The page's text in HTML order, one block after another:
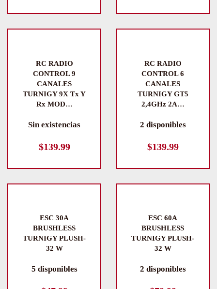
RC RADIO
CONTROL 9
CANALES
TURNIGY 9X Tx Y
Rx MOD…
Sin existencias
$139.99
RC RADIO
CONTROL 6
CANALES
TURNIGY GT5
2,4GHz 2A…
2 disponibles
$139.99
ESC 30A
BRUSHLESS
TURNIGY PLUSH-
32 W
5 disponibles
ESC 60A
BRUSHLESS
TURNIGY PLUSH-
32 W
2 disponibles